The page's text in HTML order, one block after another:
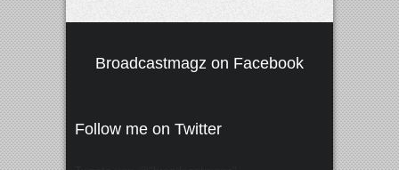
Broadcastmagz on Facebook
Follow me on Twitter